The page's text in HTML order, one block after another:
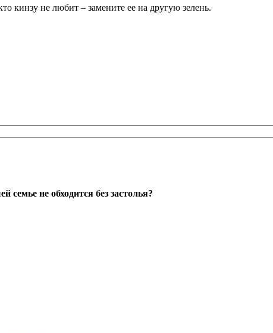
кинзу не любит – замените ее на другую зелень.
семье не обходится без застолья?